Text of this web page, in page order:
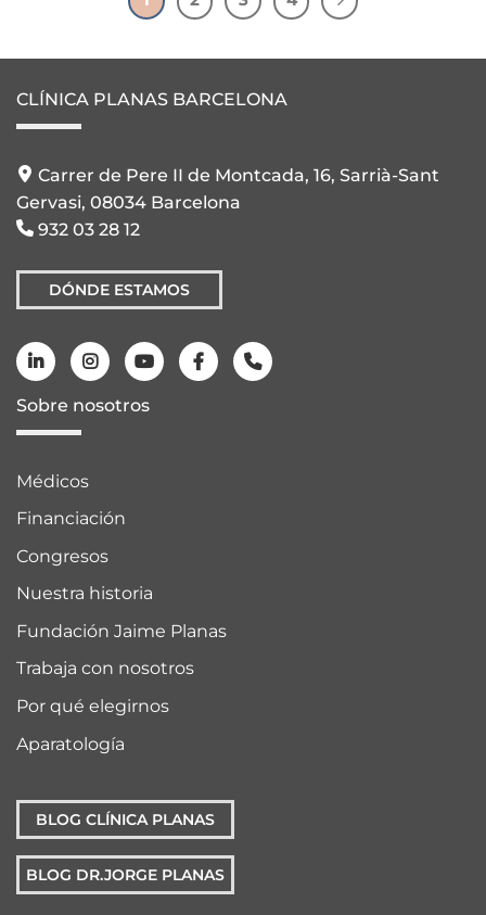
CLÍNICA PLANAS BARCELONA
Carrer de Pere II de Montcada, 16, Sarrià-Sant
Gervasi, 08034 Barcelona
932 03 28 12
DÓNDE ESTAMOS
Sobre nosotros
Médicos
Financiación
Congresos
Nuestra historia
Fundación Jaime Planas
Trabaja con nosotros
Por qué elegirnos
Aparatología
BLOG CLÍNICA PLANAS
BLOG DR.JORGE PLANAS